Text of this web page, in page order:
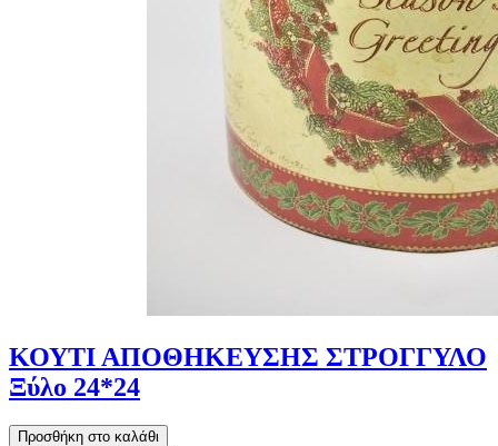
ΚΟΥΤΙ ΑΠΟΘΗΚΕΥΣΗΣ ΣΤΡΟΓΓΥΛΟ
Ξύλο 24*24